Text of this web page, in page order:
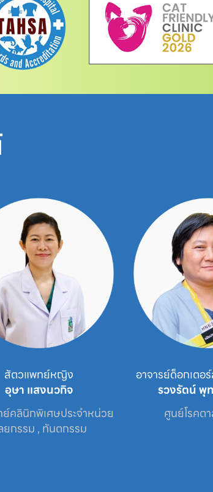
สัตวแพทย์หญิง
อุษา แสงนวกิจ
คลินิกพิเศษประจำหน่วย
ยกรรม , ทันตกรรม
อาจารย์ด็อกเต
รวงรัตน์ พุ
ศูนย์โรคต